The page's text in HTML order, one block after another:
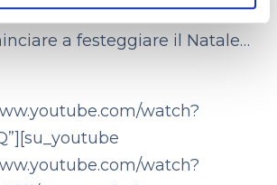
il papà. Ma non è mai troppo
a festeggiare il Natale…
watch?
watch?